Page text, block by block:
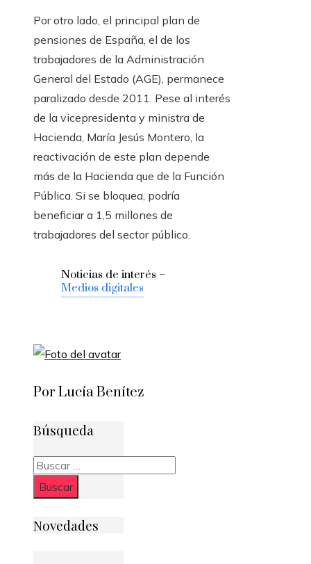
Por otro lado, el principal plan de
pensiones de España, el de los
trabajadores de la Administración
General del Estado (AGE), permanece
paralizado desde 2011. Pese al interés
de la vicepresidenta y ministra de
Hacienda, María Jesús Montero, la
reactivación de este plan depende
más de la Hacienda que de la Función
Pública. Si se bloquea, podría
beneficiar a 1,5 millones de
trabajadores del sector público.
Noticias de interés –
Medios digitales
Por Lucía Benítez
Búsqueda
Buscar:
Novedades